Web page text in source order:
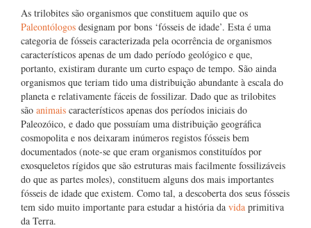
As trilobites são organismos que constituem aquilo que os
Paleontólogos designam por bons ‘fósseis de idade’. Esta é uma
categoria de fósseis caracterizada pela ocorrência de organismos
característicos apenas de um dado período geológico e que,
portanto, existiram durante um curto espaço de tempo. São ainda
organismos que teriam tido uma distribuição abundante à escala do
planeta e relativamente fáceis de fossilizar. Dado que as trilobites
são animais característicos apenas dos períodos iniciais do
Paleozóico, e dado que possuíam uma distribuição geográfica
cosmopolita e nos deixaram inúmeros registos fósseis bem
documentados (note-se que eram organismos constituídos por
exosqueletos rígidos que são estruturas mais facilmente fossilizáveis
do que as partes moles), constituem alguns dos mais importantes
fósseis de idade que existem. Como tal, a descoberta dos seus fósseis
tem sido muito importante para estudar a história da vida primitiva
da Terra.